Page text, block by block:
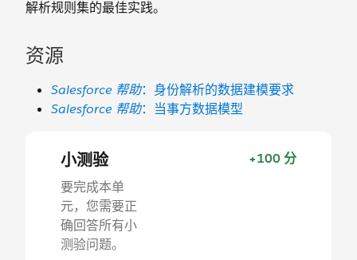
解析规则集的最佳实践。
资源
Salesforce 帮助：身份解析的数据建模要求
Salesforce 帮助：当事方数据模型